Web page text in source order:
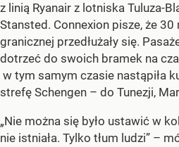
z linią Ryanair z lotniska Tuluza-
Stansted. Connexion pisze, że
granicznej przedłużały się.
dotrzeć do swoich bramek na
w tym samym czasie nastąpiła
strefę Schengen – do Tunezji,
„Nie można się było ustawić w
nie istniała. Tylko tłum ludzi” –